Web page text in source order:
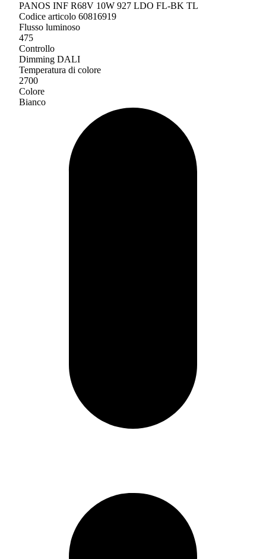
PANOS INF R68V 10W 927 LDO FL-BK TL
Codice articolo 60816919
Flusso luminoso
475
Controllo
Dimming DALI
Temperatura di colore
2700
Colore
Bianco